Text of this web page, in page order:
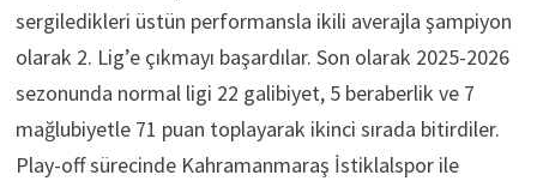
sergiledikleri üstün performansla ikili averajla şampiyon
olarak 2. Lig’e çıkmayı başardılar. Son olarak 2025-2026
sezonunda normal ligi 22 galibiyet, 5 beraberlik ve 7
mağlubiyetle 71 puan toplayarak ikinci sırada bitirdiler.
Play-off sürecinde Kahramanmaraş İstiklalspor ile